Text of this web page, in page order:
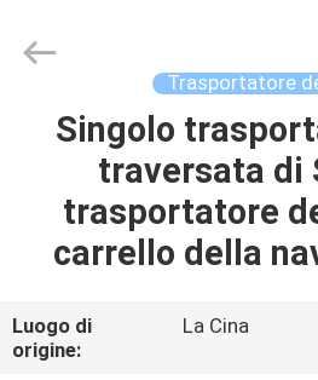
CASA
PRODOTTI
NOI
UNIQUE
AUTOMATION
Trasportatore
Singolo
traversata di
trasportatore
carrello della
Luogo di
origine:
La Cina